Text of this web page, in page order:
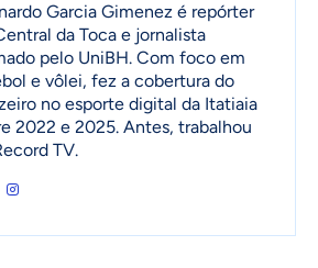
Garcia Gimenez é repórter
da Toca e jornalista
pelo UniBH. Com foco em
e vôlei, fez a cobertura do
no esporte digital da Itatiaia
2022 e 2025. Antes, trabalhou
TV.